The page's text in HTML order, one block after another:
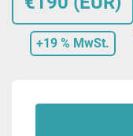
+19 % MwSt.